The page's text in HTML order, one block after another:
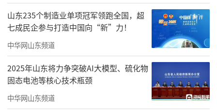
常规课程体系，心理健康教育开课率达100%。
全市义务教育阶段和高中阶段学生每天上午、
下午各安排一次阳光体育大课间，全市330余所
学校推广试行15分钟小课间。通过医校协同的
方式，有序落实每学期2次覆盖全体学生的视力
筛查，全面建立学生视力健康档案。全市为338
7间教室安装护眼灯，实现1—7年级全覆盖，全
山东235个制造业单项冠军领跑全国，超
七成民企参与打造中国向“新”力！
中华网山东频道
2025年山东将力争突破AI大模型、硫化物
固态电池等核心技术瓶颈
中华网山东频道